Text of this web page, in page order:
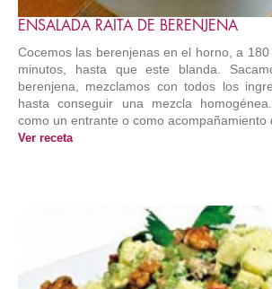
ENSALADA RAITA DE BERENJENA
Cocemos las berenjenas en el horno, a
minutos, hasta que este blanda.
berenjena, mezclamos con todos los
hasta conseguir una mezcla
como un entrante o como acompañamiento
Ver receta